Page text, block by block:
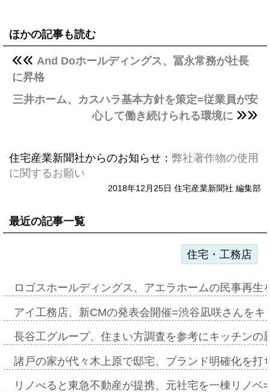
ほかの記事も読む
And Doホールディングス、冨永常務が社長
に昇格
三井ホーム、カスハラ基本方針を策定=従業員が安
心して働き続けられる環境に
住宅産業新聞社からのお知らせ： 弊社著作物の使用
に関するお願い
2018年12月25日 住宅産業新聞社 編集部
最近の記事一覧
住宅・工務店
ロゴスホールディングス、アエラホームの民事再
アイ工務店、新CMの発表会開催=渋谷凪咲さんを
長谷工グループ、住まい方調査を参考にキッチン
諸戸の家が代々木上原で邸宅、ブランド明確化を
リノべると東急不動産が提携、元社宅を一棟リノ